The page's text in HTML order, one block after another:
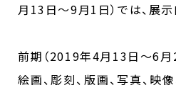
月13日～9月1日）では、展
前期（2019年4月13日～6月
絵画、彫刻、版画、写真、映